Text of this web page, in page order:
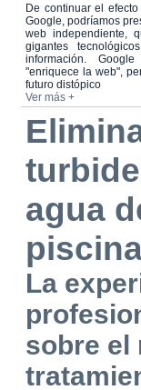
De continuar el
Google, podríamos
web independiente,
gigantes
información.
"enriquece la web",
futuro distópico
Ver más +
agua
La
sobre el